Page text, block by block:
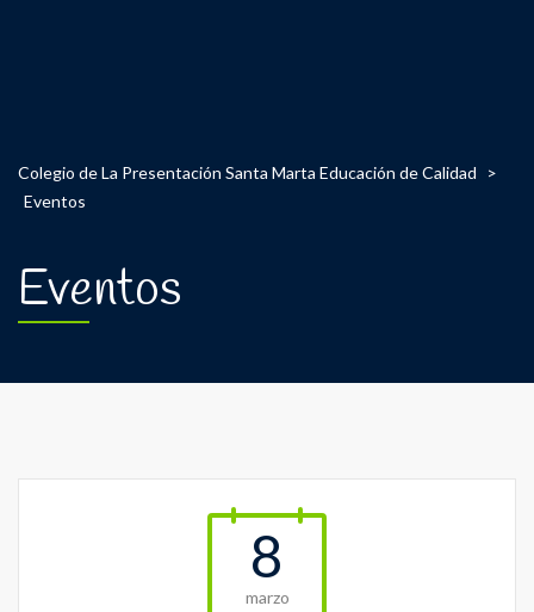
Colegio de La Presentación Santa Marta Educación de Calidad
>
Eventos
Eventos
8
marzo